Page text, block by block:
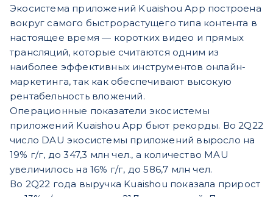
Экосистема приложений Kuaishou App построена
вокруг самого быстрорастущего типа контента в
настоящее время — коротких видео и прямых
трансляций, которые считаются одним из
наиболее эффективных инструментов онлайн-
маркетинга, так как обеспечивают высокую
рентабельность вложений.
Операционные показатели экосистемы
приложений Kuaishou App бьют рекорды. Во 2Q22
число DAU экосистемы приложений выросло на
19% г/г, до 347,3 млн чел., а количество MAU
увеличилось на 16% г/г, до 586,7 млн чел.
Во 2Q22 года выручка Kuaishou показала прирост